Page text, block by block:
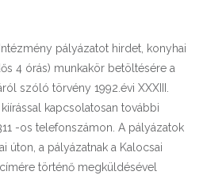
pályázatot hirdet, konyhai
4 órás) munkakör betöltésére a
szóló törvény 1992.évi XXXIII.
kapcsolatosan további
-os telefonszámon. A pályázatok
úton, a pályázatnak a Kalocsai
történő megküldésével